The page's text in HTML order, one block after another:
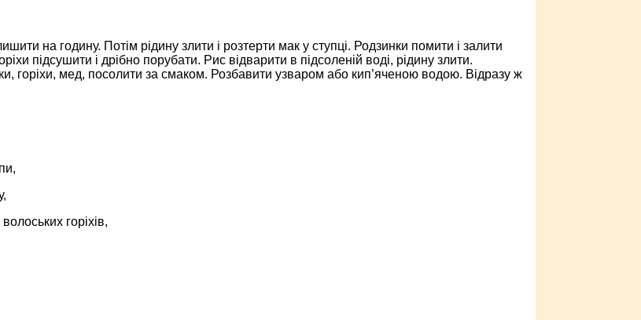
на годину. Потім рідину злити і розтерти мак у ступці. Родзинки помити і залити
підсушити і дрібно порубати. Рис відварити в підсоленій воді, рідину злити.
горіхи, мед, посолити за смаком. Розбавити узваром або кип’яченою водою. Відразу ж
горіхів,